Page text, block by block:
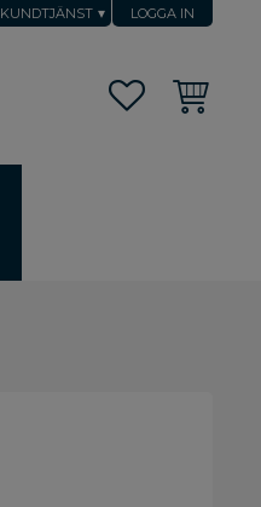
KUNDTJÄNST LOGGA IN
FavoriterKundvagn